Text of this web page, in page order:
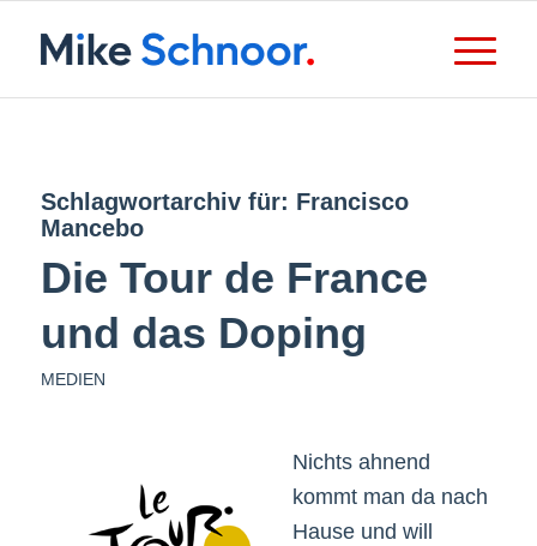
Schlagwortarchiv für: Francisco
Mancebo
Die Tour de France
und das Doping
MEDIEN
Nichts ahnend
kommt man da nach
Hause und will